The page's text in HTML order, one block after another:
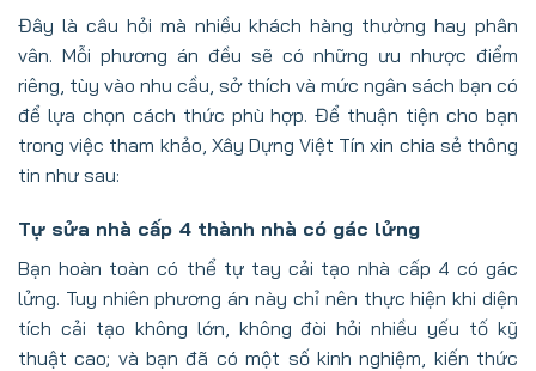
Đây là câu hỏi mà nhiều khách hàng thường hay phân
vân. Mỗi phương án đều sẽ có những ưu nhược điểm
riêng, tùy vào nhu cầu, sở thích và mức ngân sách bạn có
để lựa chọn cách thức phù hợp. Để thuận tiện cho bạn
trong việc tham khảo, Xây Dựng Việt Tín xin chia sẻ thông
tin như sau:
Tự sửa nhà cấp 4 thành nhà có gác lửng
Bạn hoàn toàn có thể tự tay cải tạo nhà cấp 4 có gác
lửng. Tuy nhiên phương án này chỉ nên thực hiện khi diện
tích cải tạo không lớn, không đòi hỏi nhiều yếu tố kỹ
thuật cao; và bạn đã có một số kinh nghiệm, kiến thức